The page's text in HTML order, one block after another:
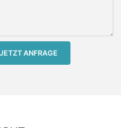
ANFRAGE